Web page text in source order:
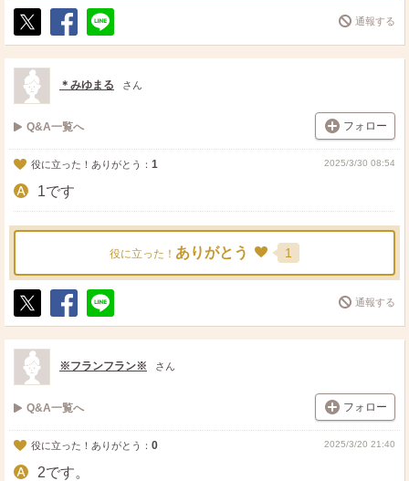
ポ
ス
ト
シ
ェ
送
る
通報する
＊みゆまる さん
Q&A一覧へ フォロー
役に立った！ありがとう： 1 2025/3/30 08:54
1です
役に立った！ ありがとう 1
ポ
ス
ト
シ
ェ
送
る
通報する
※フランフラン※ さん
Q&A一覧へ フォロー
役に立った！ありがとう： 0 2025/3/20 21:40
2です。